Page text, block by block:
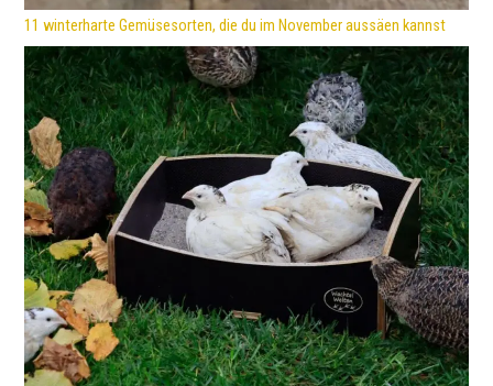
11 winterharte Gemüsesorten, die du im November aussäen kannst